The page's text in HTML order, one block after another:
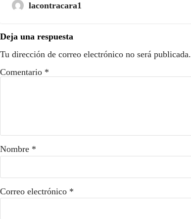
lacontracara1
Deja una respuesta
Tu dirección de correo electrónico no será publicada.
Comentario *
Nombre *
Correo electrónico *